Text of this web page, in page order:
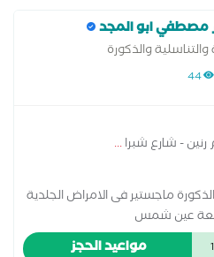
مصطفي ابو المجد
والذكورة
44
- شارع شبرا...
ماجستير فى الامراض الجلدية
عين شمس
مواعيد الحجز